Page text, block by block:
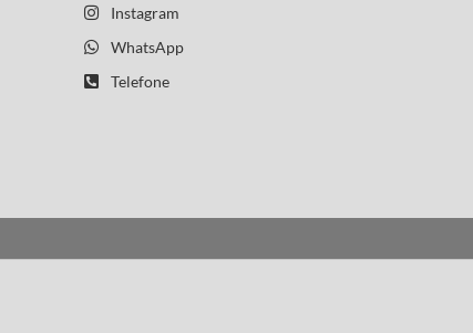
Instagram
WhatsApp
Telefone